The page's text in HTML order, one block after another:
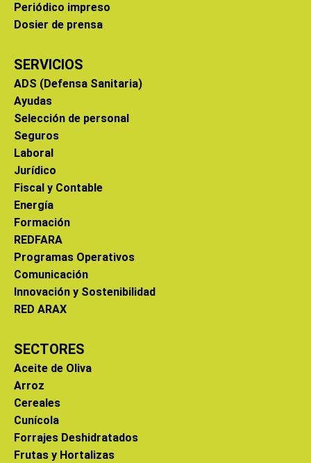
Periódico impreso
Dosier de prensa
SERVICIOS
ADS (Defensa Sanitaria)
Ayudas
Selección de personal
Seguros
Laboral
Jurídico
Fiscal y Contable
Energía
Formación
REDFARA
Programas Operativos
Comunicación
Innovación y Sostenibilidad
RED ARAX
SECTORES
Aceite de Oliva
Arroz
Cereales
Cunícola
Forrajes Deshidratados
Frutas y Hortalizas